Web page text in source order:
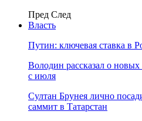
Пред След
Власть
Путин: ключевая ставка в
Володин рассказал о
с июля
Султан Брунея лично
саммит в Татарстан